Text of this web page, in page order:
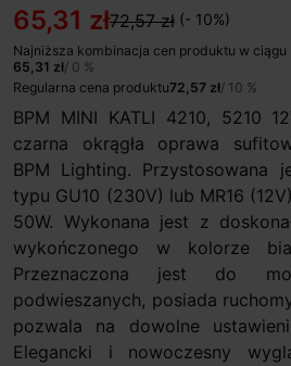
65,31 zł72,57 zł (- 10%)
Najniższa kombinacja cen produktu w
65,31 zł/ 0 %
Regularna cena produktu72,57 zł/ 10 %
BPM MINI KATLI 4210, 5210
czarna okrągła oprawa
BPM Lighting. Przystosowana
typu GU10 (230V) lub MR16
50W. Wykonana jest z
wykończonego w kolorze
Przeznaczona jest do
podwieszanych, posiada
pozwala na dowolne
Elegancki i nowoczesny